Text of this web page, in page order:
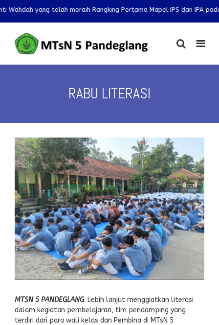
telah meraih Rangking Pertama Mapel IPS dan IPA pada OMI
RABU LITERASI
MTSN 5 PANDEGLANG. Lebih lanjut menggiatkan literasi
dalam kegiatan pembelajaran, tim pendamping yang
terdiri dari para wali kelas dan Pembina di MTsN 5